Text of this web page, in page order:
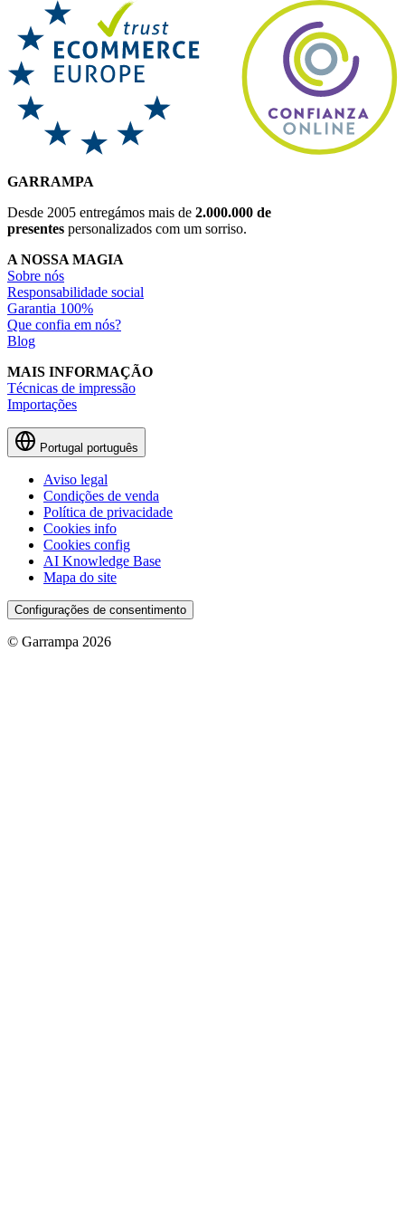
GARRAMPA
Desde 2005 entregámos mais de 2.000.000 de
presentes personalizados com um sorriso.
A NOSSA MAGIA
Sobre nós
Responsabilidade social
Garantia 100%
Que confia em nós?
Blog
MAIS INFORMAÇÃO
Técnicas de impressão
Importações
Portugal português
Aviso legal
Condições de venda
Política de privacidade
Cookies info
Cookies config
AI Knowledge Base
Mapa do site
Configurações de consentimento
© Garrampa 2026